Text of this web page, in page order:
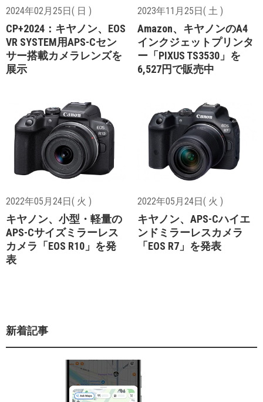
2024年02月25日( 日 )
CP+2024：キヤノン、EOS
VR SYSTEM用APS-Cセン
サー搭載カメラレンズを
展示
2023年11月25日( 土 )
Amazon、キヤノンのA4
インクジェットプリンタ
ー「PIXUS TS3530」を
6,527円で販売中
2022年05月24日( 火 )
キヤノン、小型・軽量の
APS-Cサイズミラーレス
カメラ「EOS R10」を発
表
2022年05月24日( 火 )
キヤノン、APS-Cハイエ
ンドミラーレスカメラ
「EOS R7」を発表
新着記事